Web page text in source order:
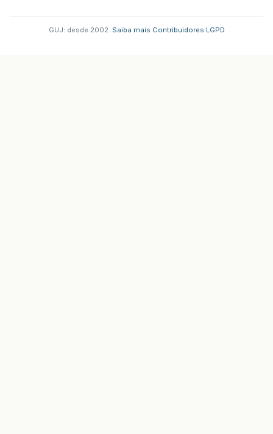
GUJ: desde 2002. Saiba mais Contribuidores LGPD